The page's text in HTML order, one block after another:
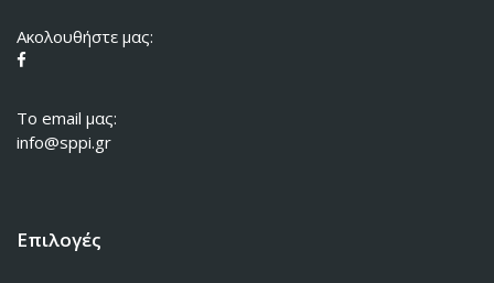
Ακολουθήστε μας:
To email μας:
info@sppi.gr
Επιλογές